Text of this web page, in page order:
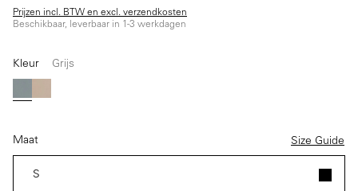
Prijzen incl. BTW en excl. verzendkosten
Beschikbaar, leverbaar in 1-3 werkdagen
Kleur Grijs
GrijsBeige
Maat Size Guide
S